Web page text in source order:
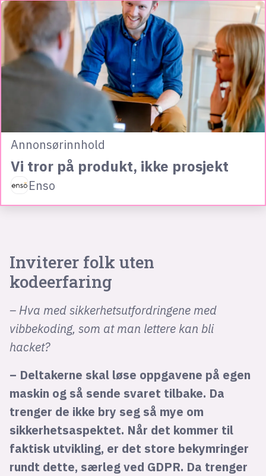
Annonsørinnhold
Vi tror på produkt, ikke prosjekt
Enso
Inviterer folk uten
kodeerfaring
– Hva med sikkerhetsutfordringene med
vibbekoding, som at man lettere kan bli
hacket?
– Deltakerne skal løse oppgavene på egen
maskin og så sende svaret tilbake. Da
trenger de ikke bry seg så mye om
sikkerhetsaspektet. Når det kommer til
faktisk utvikling, er det store bekymringer
rundt dette, særleg ved GDPR. Da trenger